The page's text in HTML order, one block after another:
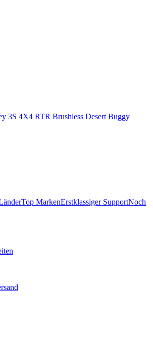
3S 4X4 RTR Brushless Desert Buggy
Top MarkenErstklassiger SupportNoch